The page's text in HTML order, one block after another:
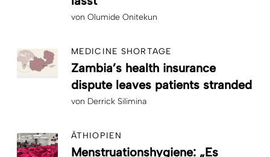
von Olumide Onitekun
MEDICINE SHORTAGE
Zambia’s health insurance
dispute leaves patients stranded
von Derrick Silimina
ÄTHIOPIEN
Menstruationshygiene: „Es